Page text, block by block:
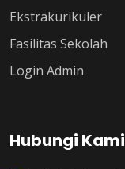
Ekstrakurikuler
Fasilitas Sekolah
Login Admin
Hubungi Kami